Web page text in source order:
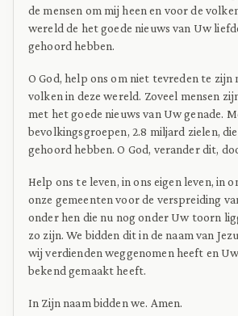
de mensen om mij heen en voor de
wereld de het goede nieuws van Uw
gehoord hebben.
O God, help ons om niet tevreden te zijn
volken in deze wereld. Zoveel mensen
met het goede nieuws van Uw genade.
bevolkingsgroepen, 2.8 miljard zielen,
gehoord hebben. O God, verander dit,
Help ons te leven, in ons eigen leven, in
onze gemeenten voor de verspreiding
onder hen die nu nog onder Uw toorn
zo zijn. We bidden dit in de naam van
wij verdienden weggenomen heeft en
bekend gemaakt heeft.
In Zijn naam bidden we. Amen.